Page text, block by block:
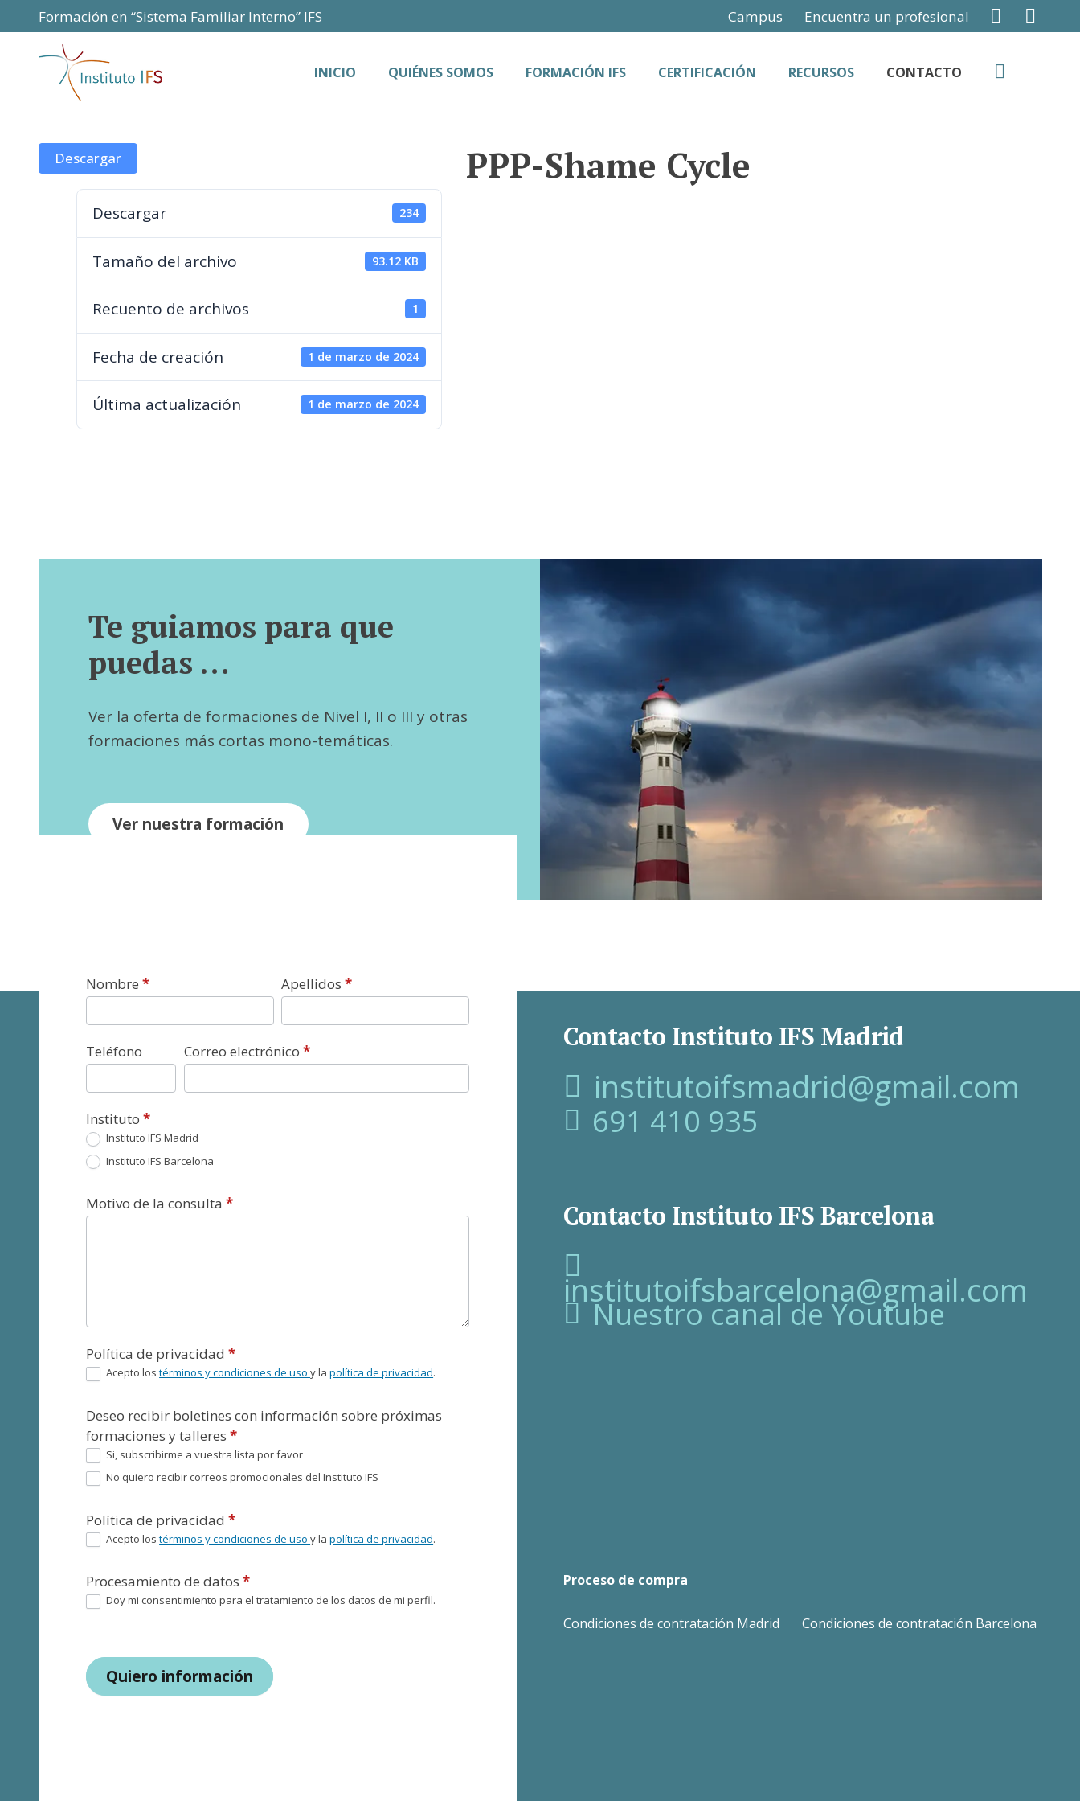
Formación en “Sistema Familiar Interno” IFS Campus Encuentra un profesional
INICIO QUIÉNES SOMOS FORMACIÓN IFS CERTIFICACIÓN RECURSOS CONTACTO
Descargar
Descargar 234
Tamaño del archivo 93.12 KB
Recuento de archivos 1
Fecha de creación 1 de marzo de 2024
Última actualización 1 de marzo de 2024
PPP-Shame Cycle
Te guiamos para que
puedas …
Ver la oferta de formaciones de Nivel I, II o III y otras
formaciones más cortas mono-temáticas.
Ver nuestra formación
Contacto
Nombre* Apellidos*
Teléfono Correo electrónico *
Instituto*
Instituto IFS Madrid
Instituto IFS Barcelona
Motivo de la consulta*
Política de privacidad*
Acepto lostérminos y condiciones de usoy lapolítica de privacidad.
Deseo recibir boletines con información sobre próximas
formaciones y talleres*
Si, subscribirme a vuestra lista por favor
No quiero recibir correos promocionales del Instituto IFS
Política de privacidad*
Acepto lostérminos y condiciones de usoy lapolítica de privacidad.
Procesamiento de datos*
Doy mi consentimiento para el tratamiento de los datos de mi perfil.
Quiero información
Contacto Instituto IFS Madrid
institutoifsmadrid@gmail.com
691 410 935
Contacto Instituto IFS Barcelona
institutoifsbarcelona@gmail.com
Nuestro canal de Youtube
Proceso de compra
Condiciones de contratación Madrid Condiciones de contratación Barcelona